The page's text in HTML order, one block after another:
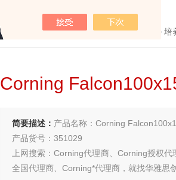
首页 >产品中心> > 培
Corning
简要描述： 产品名称：Corning
产品货号：351029
上网搜索：Corning代理商、Corning授权
全国代理商、Corning*代理商，就找华雅思